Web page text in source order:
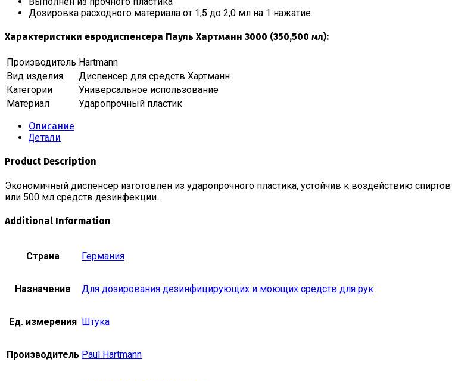
Дозировка расходного материала от 1,5 до 2,0 мл на 1 нажатие
Характеристики евродиспенсера Пауль Хартманн 3000 (350,500 мл):
Производитель Hartmann
Вид изделия
Диспенсер для средств Хартманн
Категории
Универсальное использование
Материал
Ударопрочный пластик
Описание
Детали
Product Description
Экономичный диспенсер изготовлен из ударопрочного пластика, устойчив к воздействию
или 500 мл средств дезинфекции.
Additional Information
Страна Германия
Назначение Для дозирования дезинфицирующих и моющих средств для рук
Ед. измерения Штука
Производитель Paul Hartmann